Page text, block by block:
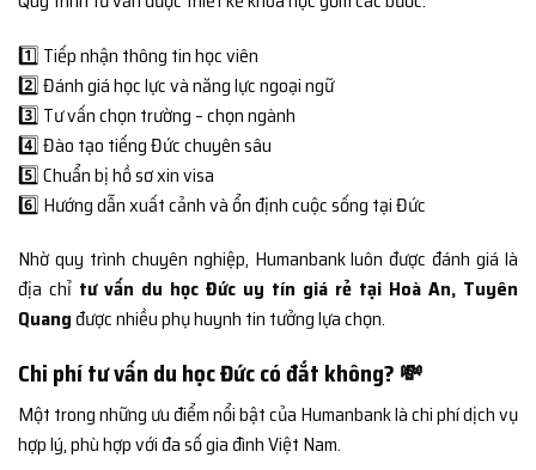
1️⃣ Tiếp nhận thông tin học viên
2️⃣ Đánh giá học lực và năng lực ngoại ngữ
3️⃣ Tư vấn chọn trường – chọn ngành
4️⃣ Đào tạo tiếng Đức chuyên sâu
5️⃣ Chuẩn bị hồ sơ xin visa
6️⃣ Hướng dẫn xuất cảnh và ổn định cuộc sống tại Đức
Nhờ quy trình chuyên nghiệp, Humanbank luôn được đánh giá là
địa chỉ tư vấn du học Đức uy tín giá rẻ tại Hoà An, Tuyên
Quangđược nhiều phụ huynh tin tưởng lựa chọn.
Chi phí tư vấn du học Đức có đắt không? 💸
Một trong những ưu điểm nổi bật của Humanbank là chi phí dịch vụ
hợp lý, phù hợp với đa số gia đình Việt Nam.